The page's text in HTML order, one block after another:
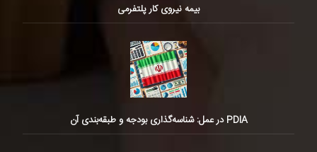
بیمه نیروی کار پلتفرمی
PDIA در عمل: شناسه‌گذاری بودجه و طبقه‌بندی آن